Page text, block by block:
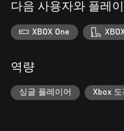
다음 사용자와 플레이
XBOX One
역량
싱글 플레이어 Xbox 도